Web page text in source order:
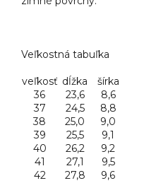
Veľkostná tabuľka
veľkosť dĺžka
šírka
36
23,6
8,6
37
24,5
8,8
38
25,0
9,0
39
25,5
9,1
40
26,2
9,2
41
27,1
9,5
42
27,8 9,6